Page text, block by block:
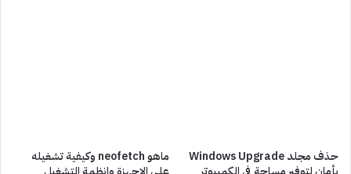
حذف مجلد Windows Upgrade
ماهو neofetch وكيفية تشغيله